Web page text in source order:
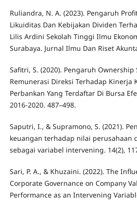
Ruliandra, N. A. (2023). Pengaruh
Likuiditas Dan Kebijakan Dividen
Lilis Ardini Sekolah Tinggi Ilmu
Surabaya. Jurnal Ilmu Dan Riset
Safitri, S. (2020). Pengaruh
Remunerasi Direksi Terhadap Kinerja
Perbankan Yang Terdaftar Di Bursa
2016-2020. 487–498.
Saputri, I., & Supramono, S. (2021).
keuangan terhadap nilai perusahaan
sebagai variabel intervening. 14(2),
Sari, P. A., & Khuzaini. (2022). The
Corporate Governance on Company
Performance as an Intervening